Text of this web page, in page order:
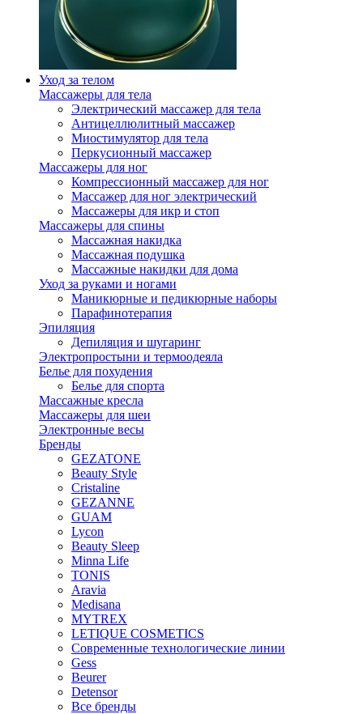
Уход за телом
Массажеры для тела
Электрический массажер для тела
Антицеллюлитный массажер
Миостимулятор для тела
Перкусионный массажер
Массажеры для ног
Компрессионный массажер для ног
Массажер для ног электрический
Массажеры для икр и стоп
Массажеры для спины
Массажная накидка
Массажная подушка
Массажные накидки для дома
Уход за руками и ногами
Маникюрные и педикюрные наборы
Парафинотерапия
Эпиляция
Депиляция и шугаринг
Электропростыни и термоодеяла
Белье для похудения
Белье для спорта
Массажные кресла
Массажеры для шеи
Электронные весы
Бренды
GEZATONE
Beauty Style
Cristaline
GEZANNE
GUAM
Lycon
Beauty Sleep
Minna Life
TONIS
Aravia
Medisana
MYTREX
LETIQUE COSMETICS
Современные технологические линии
Gess
Beurer
Detensor
Все бренды